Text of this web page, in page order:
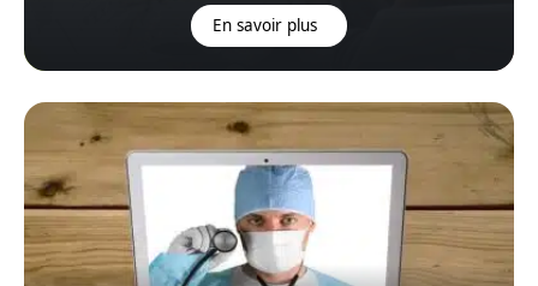
En savoir plus